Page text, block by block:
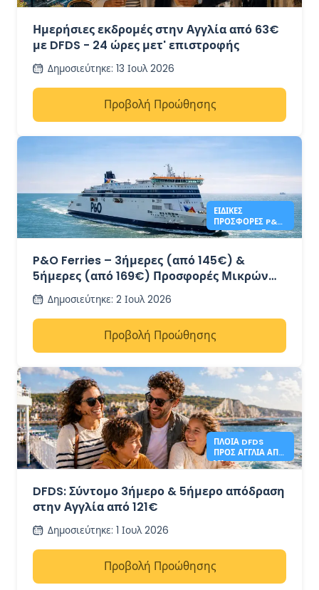
Ημερήσιες εκδρομές στην Αγγλία από 63€
με DFDS - 24 ώρες μετ' επιστροφής
Δημοσιεύτηκε: 13 Ιουλ 2026
Προβολή Προώθησης
ΕΙΔΙΚΈΣ
ΠΡΟΣΦΟΡΈΣ P&O
FERRIES 3 & 5
P&O Ferries – 3ήμερες (από 145€) &
5ήμερες (από 169€) Προσφορές Μικρών
Αποδράσεων – Ντόβερ προς Καλαί
Δημοσιεύτηκε: 2 Ιουλ 2026
Προβολή Προώθησης
ΠΛΟΊΑ DFDS
ΠΡΟΣ ΑΓΓΛΊΑ ΑΠΌ
121€
DFDS: Σύντομο 3ήμερο & 5ήμερο απόδραση
στην Αγγλία από 121€
Δημοσιεύτηκε: 1 Ιουλ 2026
Προβολή Προώθησης